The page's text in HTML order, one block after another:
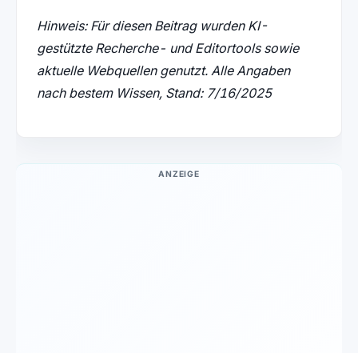
Hinweis: Für diesen Beitrag wurden KI-
gestützte Recherche- und Editortools sowie
aktuelle Webquellen genutzt. Alle Angaben
nach bestem Wissen, Stand: 7/16/2025
ANZEIGE